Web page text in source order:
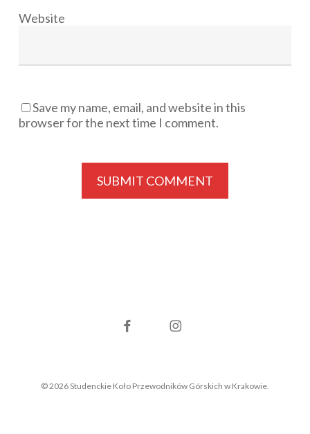
Website
Save my name, email, and website in this
browser for the next time I comment.
© 2026 Studenckie Koło Przewodników Górskich w Krakowie.